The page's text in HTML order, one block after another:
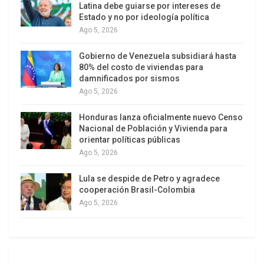
no parece coordinarse con India.
quemados por soldados estadunidenses, lo que
condujo a violentas protestas públicas en
Afganistán. Luego 16 niños mujeres y hombres
estadunidense. Estados Unidos se disculpó por
ambos acontecimientos, pero eso a penas calmó
la tormenta. El 18 de marzo, el presidente Karzai
como «demonios» involucrados en «actos
satánicos». Dijo que Afganistán estaba acosado
Latina debe guiarse por intereses de
Estado y no por ideología política
Ago 5, 2026
Gobierno de Venezuela subsidiará hasta
80% del costo de viviendas para
damnificados por sismos
Ago 5, 2026
Honduras lanza oficialmente nuevo Censo
Nacional de Población y Vivienda para
orientar políticas públicas
Ago 5, 2026
Lula se despide de Petro y agradece
cooperación Brasil-Colombia
Ago 5, 2026